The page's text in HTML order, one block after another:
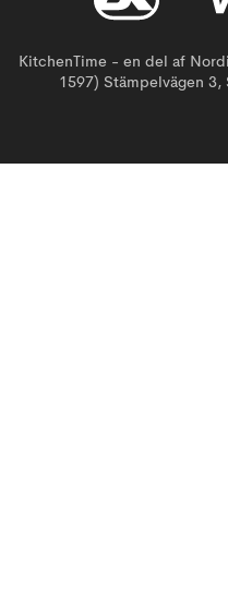
KitchenTime - en del af
1597) Stämpelvägen 3,